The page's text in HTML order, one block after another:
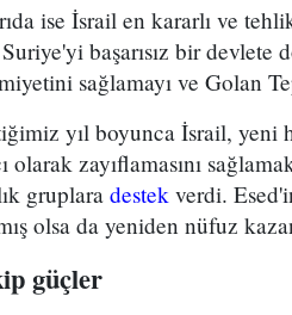
ise İsrail en kararlı ve
başarısız bir devlete
sağlamayı ve Golan
yıl boyunca İsrail, yeni
olarak zayıflamasını
gruplara destek verdi.
olsa da yeniden nüfuz
güçler